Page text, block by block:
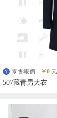
零售報價： ￥0 元
507藏青男大衣